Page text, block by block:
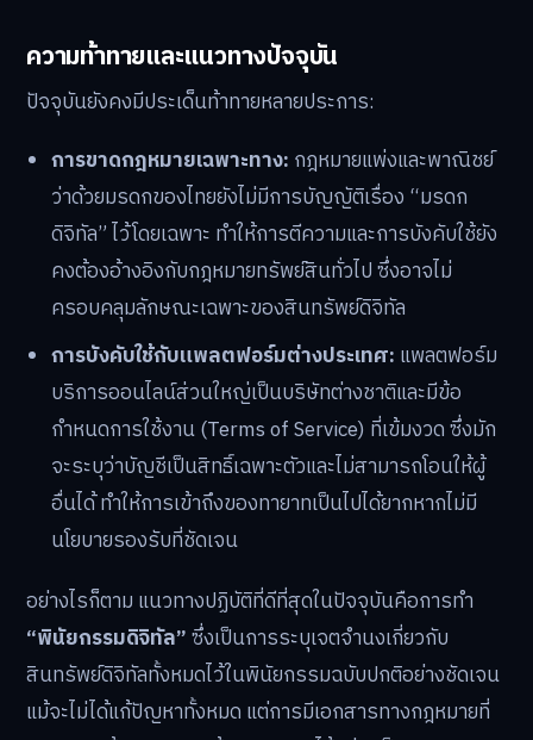
ความท้าทายและแนวทางปัจจุบัน
ปัจจุบันยังคงมีประเด็นท้าทายหลายประการ:
การขาดกฎหมายเฉพาะทาง: กฎหมายแพ่งและพาณิชย์
ว่าด้วยมรดกของไทยยังไม่มีการบัญญัติเรื่อง “มรดก
ดิจิทัล” ไว้โดยเฉพาะ ทำให้การตีความและการบังคับใช้ยัง
คงต้องอ้างอิงกับกฎหมายทรัพย์สินทั่วไป ซึ่งอาจไม่
ครอบคลุมลักษณะเฉพาะของสินทรัพย์ดิจิทัล
การบังคับใช้กับแพลตฟอร์มต่างประเทศ: แพลตฟอร์ม
บริการออนไลน์ส่วนใหญ่เป็นบริษัทต่างชาติและมีข้อ
กำหนดการใช้งาน (Terms of Service) ที่เข้มงวด ซึ่งมัก
จะระบุว่าบัญชีเป็นสิทธิ์เฉพาะตัวและไม่สามารถโอนให้ผู้
อื่นได้ ทำให้การเข้าถึงของทายาทเป็นไปได้ยากหากไม่มี
นโยบายรองรับที่ชัดเจน
อย่างไรก็ตาม แนวทางปฏิบัติที่ดีที่สุดในปัจจุบันคือการทำ
“พินัยกรรมดิจิทัล”ซึ่งเป็นการระบุเจตจำนงเกี่ยวกับ
สินทรัพย์ดิจิทัลทั้งหมดไว้ในพินัยกรรมฉบับปกติอย่างชัดเจน
แม้จะไม่ได้แก้ปัญหาทั้งหมด แต่การมีเอกสารทางกฎหมายที่